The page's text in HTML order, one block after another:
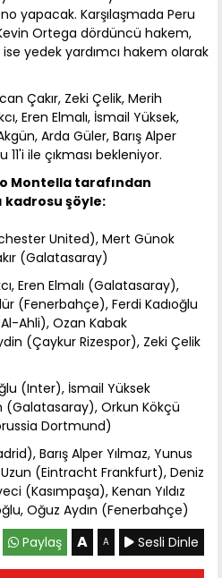
yapacak. Karşılaşmada Peru
Ortega dördüncü hakem,
yedek yardımcı hakem olarak
Çakır, Zeki Çelik, Merih
Eren Elmalı, İsmail Yüksek,
Arda Güler, Barış Alper
ile çıkması bekleniyor.
Montella tarafından
kadrosu şöyle:
United), Mert Günok
(Galatasaray)
Eren Elmalı (Galatasaray),
(Fenerbahçe), Ferdi Kadıoğlu
Ahli), Ozan Kabak
(Çaykur Rizespor), Zeki Çelik
(Inter), İsmail Yüksek
Orkun Kökçü
Dortmund)
Barış Alper Yılmaz, Yunus
(Eintracht Frankfurt), Deniz
(Kasımpaşa), Kenan Yıldız
Oğuz Aydın (Fenerbahçe)
Paylaş A A Sesli Dinle